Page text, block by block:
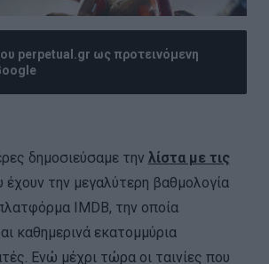
perpetual.gr ως προτεινόμενη
δημοσιεύσαμε την λίστα με τις
την μεγαλύτερη βαθμολογία
IMDB, την οποία
καθημερινά εκατομμύρια
Ενώ μέχρι τώρα οι ταινίες που